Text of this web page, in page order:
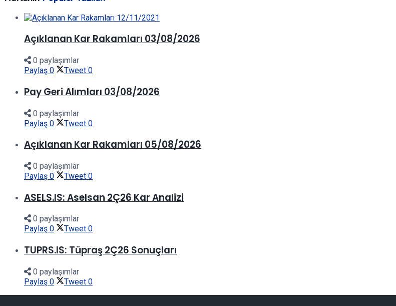
Açıklanan Kar Rakamları 03/08/2026
0 paylaşımlar
Paylaş 0 Tweet 0
Pay Geri Alımları 03/08/2026
0 paylaşımlar
Paylaş 0 Tweet 0
Açıklanan Kar Rakamları 05/08/2026
0 paylaşımlar
Paylaş 0 Tweet 0
ASELS.IS: Aselsan 2Ç26 Kar Analizi
0 paylaşımlar
Paylaş 0 Tweet 0
TUPRS.IS: Tüpraş 2Ç26 Sonuçları
0 paylaşımlar
Paylaş 0 Tweet 0